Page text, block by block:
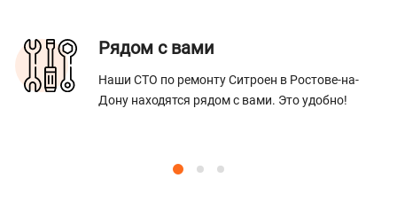
Рядом с вами
Наши СТО по ремонту Ситроен в Ростове-на-
Дону находятся рядом с вами. Это удобно!